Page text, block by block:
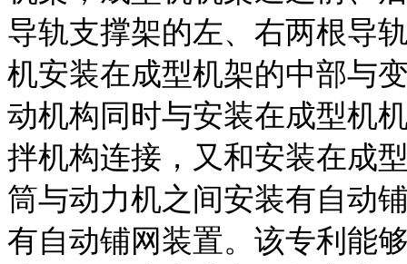
导轨支撑架的左、右两根导
机安装在成型机架的中部与
动机构同时与安装在成型机
拌机构连接，又和安装在成
筒与动力机之间安装有自动
有自动铺网装置。该专利能